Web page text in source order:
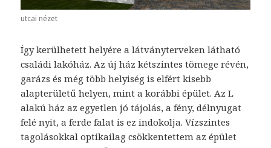
utcai nézet
Így kerülhetett helyére a látványterveken látható
családi lakóház. Az új ház kétszintes tömege révén,
garázs és még több helyiség is elfért kisebb
alapterületű helyen, mint a korábbi épület. Az L
alakú ház az egyetlen jó tájolás, a fény, délnyugat
felé nyit, a ferde falat is ez indokolja. Vízszintes
tagolásokkal optikailag csökkentettem az épület